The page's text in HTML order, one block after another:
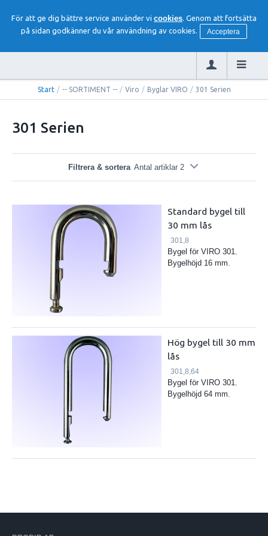
För att ge dig bättre service använder vi cookies. Genom att fortsätta
på sidan godkänner du vår användning av cookies.
Acceptera
Start / -- SORTIMENT -- / Viro / Byglar VIRO / 301 Serien
301 Serien
Filtrera & sortera Antal artiklar 2
Standard bygel till
30 mm lås
301,8
Bygel för VIRO 301.
Bygelhöjd 16 mm.
Hög bygel till 30 mm
lås
301,8,64
Bygel för VIRO 301.
Bygelhöjd 64 mm.